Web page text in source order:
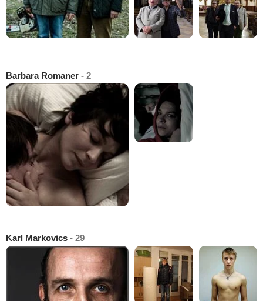
Barbara Romaner - 2
Karl Markovics - 29